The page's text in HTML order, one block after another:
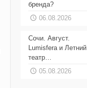
бренда?
06.08.2026
Сочи. Август.
Lumisfera и Летний
театр…
05.08.2026